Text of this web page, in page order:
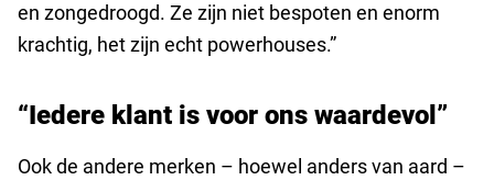
en zongedroogd. Ze zijn niet bespoten en enorm
krachtig, het zijn echt powerhouses.”
“Iedere klant is voor ons waardevol”
Ook de andere merken – hoewel anders van aard –